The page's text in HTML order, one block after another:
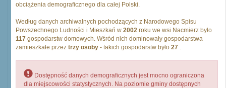
obciążenia demograficznego dla całej Polski.
Według danych archiwalnych pochodzących z Narodowego Spisu
Powszechnego Ludności i Mieszkań w 2002 roku we wsi Nacmierz było
117 gospodarstw domowych. Wśród nich dominowały gospodarstwa
zamieszkałe przez trzy osoby - takich gospodarstw było 27 .
Dostępność danych demograficznych jest mocno ograniczona
dla miejscowości statystycznych. Na poziomie gminy dostępnych